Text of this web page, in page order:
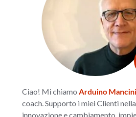
Ciao! Mi chiamo Arduino Mancini
coach. Supporto i miei Clienti
innovazione e cambiamento,